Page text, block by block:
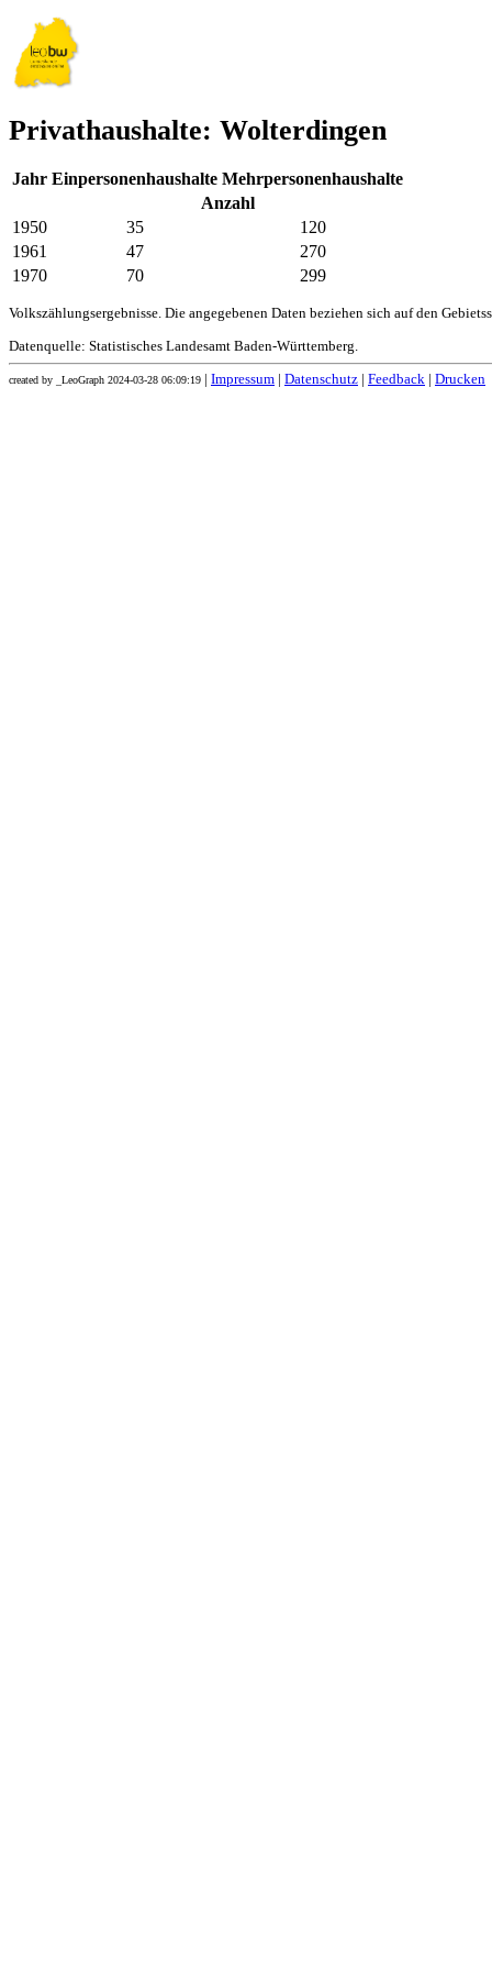
Privathaushalte: Wolterdingen
Jahr Einpersonenhaushalte Mehrpersonenhaushalte
Anzahl
1950
35
120
1961
47
270
1970
70 299
Volkszählungsergebnisse. Die angegebenen Daten beziehen sich auf den
Datenquelle: Statistisches Landesamt Baden-Württemberg.
created by _LeoGraph 2024-03-28 06:09:19 Impressum Datenschutz Feedback Drucken